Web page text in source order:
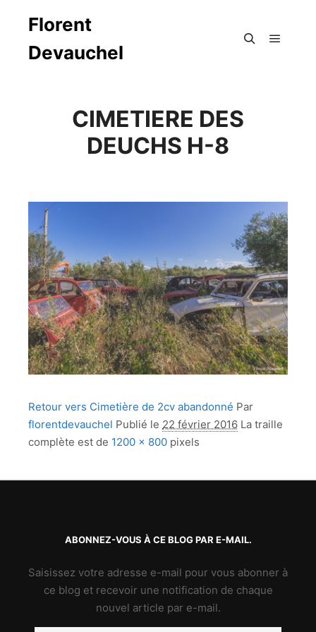
Florent
Devauchel
CIMETIERE DES
DEUCHS H-8
Retour vers Cimetière de 2cv abandonné Par
florentdevauchel Publié le 22 février 2016 La traille
complète est de 1200 × 800 pixels
ABONNEZ-VOUS À CE BLOG PAR E-MAIL.
Saisissez votre adresse e-mail pour vous abonner à
ce blog et recevoir une notification de chaque
nouvel article par e-mail.